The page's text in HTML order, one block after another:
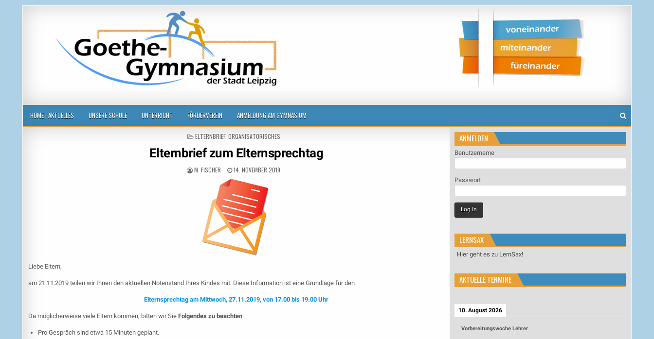
Goethegymnasium der Stadt Leipzig
HOME | AKTUELLES UNSERE SCHULE UNTERRICHT FÖRDERVEREIN ANMELDUNG AM GYMNASIUM
POSTED
ELTERNBRIEF, ORGANISATORISCHES
Elternbrief zum Elternsprechtag
M. FISCHER 14. NOVEMBER 2019
Liebe Eltern,
am 21.11.2019 teilen wir Ihnen den aktuellen Notenstand Ihres Kindes mit. Diese Information ist eine Grundlage für den
Elternsprechtag am Mittwoch, 27.11.2019, von 17.00 bis 19.00 Uhr
Da möglicherweise viele Eltern kommen, bitten wir Sie Folgendes zu beachten:
Pro Gespräch sind etwa 15 Minuten geplant.
ANMELDEN
Benutzername
Passwort
LERNSAX
Hier geht es zu LernSax!
AKTUELLE TERMINE
10. August 2026
Vorbereitungswoche Lehrer